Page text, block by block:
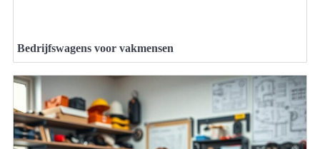
Bedrijfswagens voor vakmensen